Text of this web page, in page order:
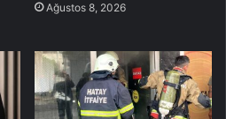
Ağustos 8, 2026